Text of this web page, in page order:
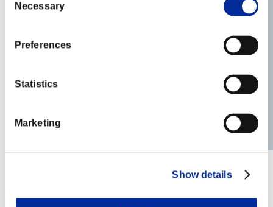
Selection
Necessary
Preferences
Statistics
Marketing
Show details